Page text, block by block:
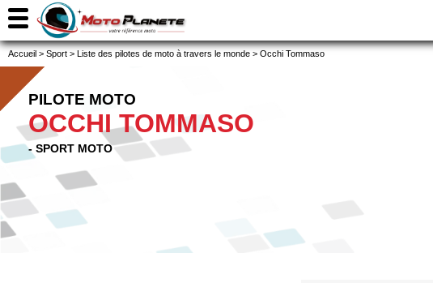
Accueil > Sport > Liste des pilotes de moto à travers le monde > Occhi Tommaso
PILOTE MOTO
OCCHI TOMMASO
- SPORT MOTO